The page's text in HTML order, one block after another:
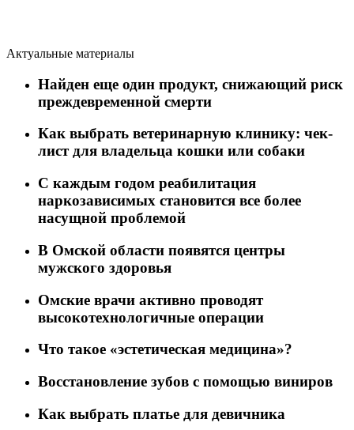
Актуальные материалы
Найден еще один продукт, снижающий риск
преждевременной смерти
Как выбрать ветеринарную клинику: чек-
лист для владельца кошки или собаки
C каждым годом реабилитация
наркозависимых становится все более
насущной проблемой
В Омской области появятся центры
мужского здоровья
Омские врачи активно проводят
высокотехнологичные операции
Что такое «эстетическая медицина»?
Восстановление зубов с помощью виниров
Как выбрать платье для девичника